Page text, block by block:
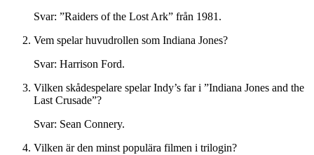
Svar: ”Raiders of the Lost Ark” från 1981.
Vem spelar huvudrollen som Indiana Jones?
Svar: Harrison Ford.
Vilken skådespelare spelar Indy’s far i ”Indiana Jones and the
Last Crusade”?
Svar: Sean Connery.
Vilken är den minst populära filmen i trilogin?